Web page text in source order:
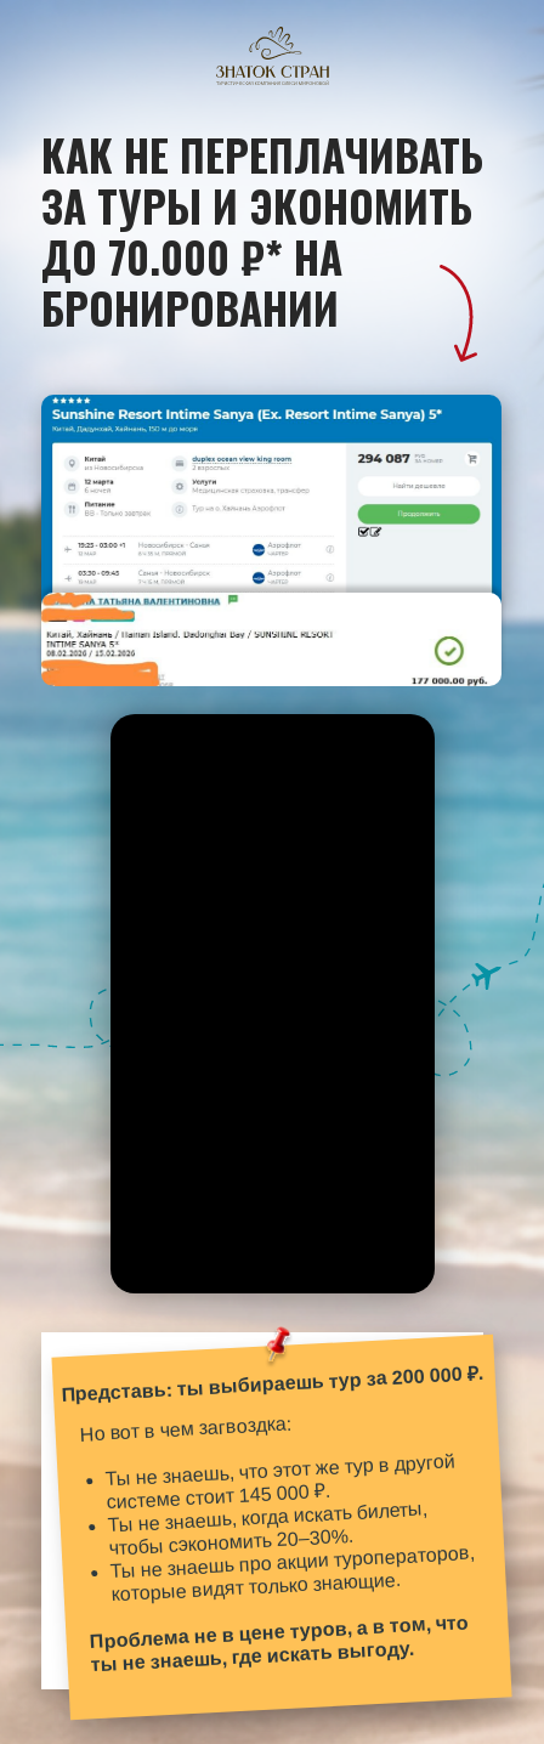
КАК НЕ ПЕРЕПЛАЧИВАТЬ
ЗА ТУРЫ И ЭКОНОМИТЬ
ДО 70.000 ₽* НА
БРОНИРОВАНИИ
Но вот в чем загвоздка:
Ты не знаешь, что этот же тур в другой
системе стоит 145 000 ₽.
Ты не знаешь, когда искать билеты,
чтобы сэкономить 20–30%.
Ты не знаешь про акции туроператоров,
которые видят только знающие.
Проблема не в цене туров, а в том, что
ты не знаешь, где искать выгоду.
Представь: ты выбираешь тур за 200 000 ₽.